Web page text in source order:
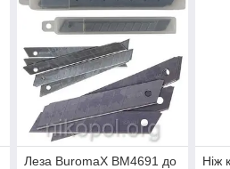
Леза BuromaX BM4691 до
Ніж